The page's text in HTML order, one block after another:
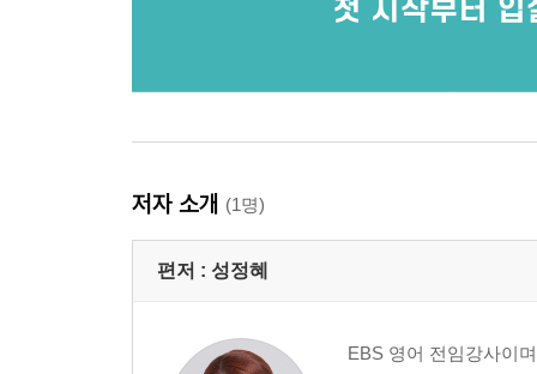
저자 소개 (1명)
편저 : 성정혜
EBS 영어 전임강사이